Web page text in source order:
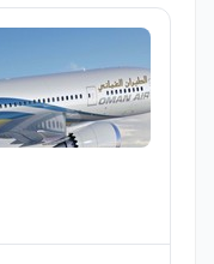
hotel.
bagi tamu